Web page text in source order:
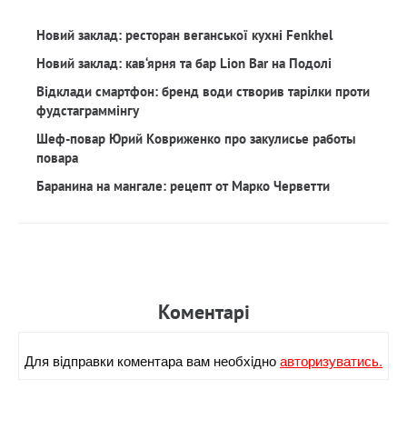
Новий заклад: ресторан веганської кухні Fenkhel
Новий заклад: кав‘ярня та бар Lion Bar на Подолі
Відклади смартфон: бренд води створив тарілки проти
фудстаграммінгу
Шеф-повар Юрий Ковриженко про закулисье работы
повара
Баранина на мангале: рецепт от Марко Черветти
Коментарi
Для вiдправки коментара вам необхiдноавторизуватись.